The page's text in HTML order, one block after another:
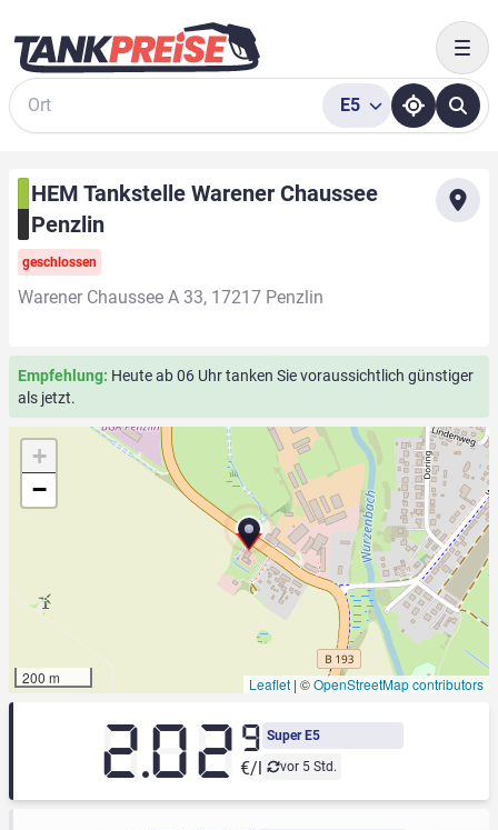
Suche
E5
HEM Tankstelle Warener Chaussee
Penzlin
geschlossen
Warener Chaussee A 33, 17217 Penzlin
Empfehlung: Heute ab 06 Uhr tanken Sie voraussichtlich günstiger
als jetzt.
+
−
200 m Leaflet | ©OpenStreetMap contributors
Super E5
vor 5 Std.
2.02 9
€/l